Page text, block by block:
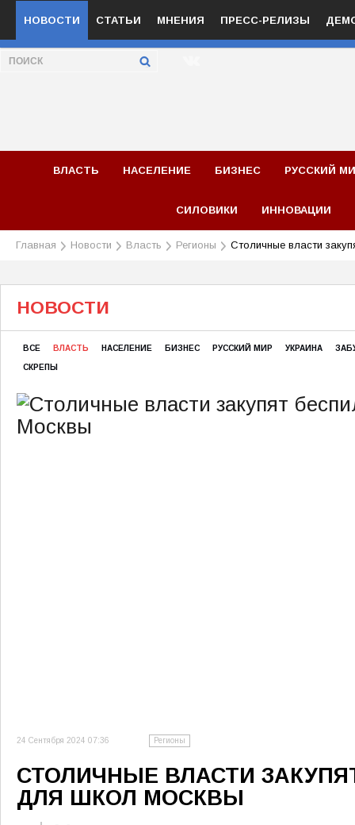
НОВОСТИ СТАТЬИ МНЕНИЯ ПРЕСС-РЕЛИЗЫ
ВЛАСТЬ НАСЕЛЕНИЕ БИЗНЕС РУССКИЙ
СИЛОВИКИ ИННОВАЦИИ
Главная Новости Власть Регионы Столичные власти
НОВОСТИ
ВСЕ ВЛАСТЬ НАСЕЛЕНИЕ БИЗНЕС РУССКИЙ МИР УКРАИНА
СКРЕПЫ
24 Сентября 2024 07:36 Регионы
СТОЛИЧНЫЕ ВЛАСТИ
ДЛЯ ШКОЛ МОСКВЫ